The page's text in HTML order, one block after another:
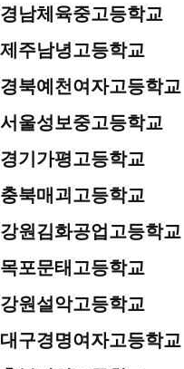
경남체육중고등학교
제주남녕고등학교
경북예천여자고등학교
서울성보중고등학교
경기가평고등학교
충북매괴고등학교
강원김화공업고등학교
목포문태고등학교
강원설악고등학교
대구경명여자고등학교